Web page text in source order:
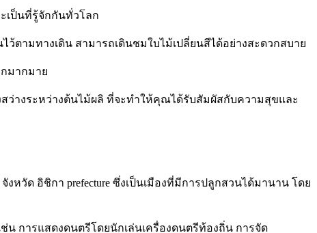
เป็นที่รู้จักกันทั่วโลก
ว้ตามทางเดิน สามารถเดินชมใบไม้เปลี่ยนสีได้อย่างสะดวกสบาย
มากมาย
ว่างระหว่างต้นไม้ผลิ ที่จะทำให้คุณได้รับสัมผัสกับความสุขและ
งหวัด อิชิกา prefecture ซึ่งเป็นเมืองที่มีการปลูกสวนได้มานาน โดย
ช่น การแสดงดนตรีโดยนักเล่นเครื่องดนตรีท้องถิ่น การจัด